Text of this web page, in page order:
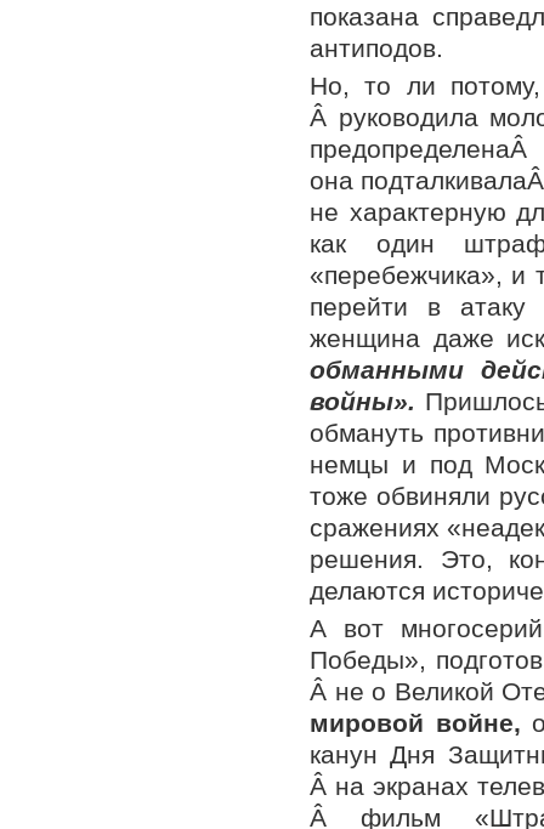
показана
антиподов.
Но, то ли
Â руководила
она
не характерную
как один
«перебежчика», и
перейти в
женщина даже
обманными
войны».
обмануть
немцы и под
тоже обвиняли
сражениях
решения. Это,
делаются
А вот
Победы»,
Â не о Великой
мировой войне,
канун Дня
Â на экранах
Â фильм